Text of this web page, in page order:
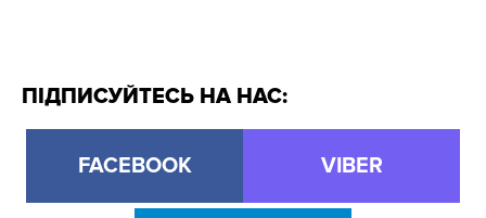
ПІДПИСУЙТЕСЬ НА НАС:
FACEBOOK VIBER